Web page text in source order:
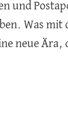
und
Was mit
neue Ära,